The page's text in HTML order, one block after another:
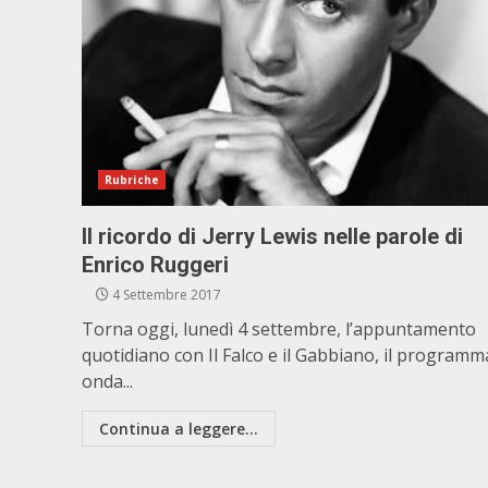
Rubriche
Il ricordo di Jerry Lewis nelle parole di
Enrico Ruggeri
4 Settembre 2017
Torna oggi, lunedì 4 settembre, l’appuntamento
quotidiano con Il Falco e il Gabbiano, il
onda...
Continua a leggere...